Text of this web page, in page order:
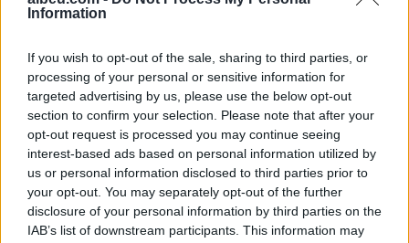
Information
If you wish to opt-out of the sale, sharing to third parties, or
processing of your personal or sensitive information for
targeted advertising by us, please use the below opt-out
section to confirm your selection. Please note that after your
opt-out request is processed you may continue seeing
interest-based ads based on personal information utilized by
us or personal information disclosed to third parties prior to
your opt-out. You may separately opt-out of the further
disclosure of your personal information by third parties on the
IAB’s list of downstream participants. This information may
pamje të rreme, ekspertët
paralajmërojnë për rrezikun e
dezinformimit